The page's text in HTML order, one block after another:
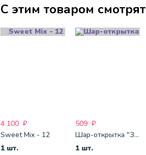
С этим товаром смотрят
4 100 ₽
Sweet Mix - 12
1 шт.
509 ₽
Шар-открытка "Звезда" (45 см) - 1
1 шт.